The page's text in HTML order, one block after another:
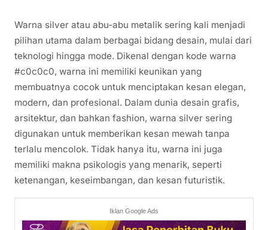
Warna silver atau abu-abu metalik sering kali menjadi
pilihan utama dalam berbagai bidang desain, mulai dari
teknologi hingga mode. Dikenal dengan kode warna
#c0c0c0, warna ini memiliki keunikan yang
membuatnya cocok untuk menciptakan kesan elegan,
modern, dan profesional. Dalam dunia desain grafis,
arsitektur, dan bahkan fashion, warna silver sering
digunakan untuk memberikan kesan mewah tanpa
terlalu mencolok. Tidak hanya itu, warna ini juga
memiliki makna psikologis yang menarik, seperti
ketenangan, keseimbangan, dan kesan futuristik.
Iklan Google Ads